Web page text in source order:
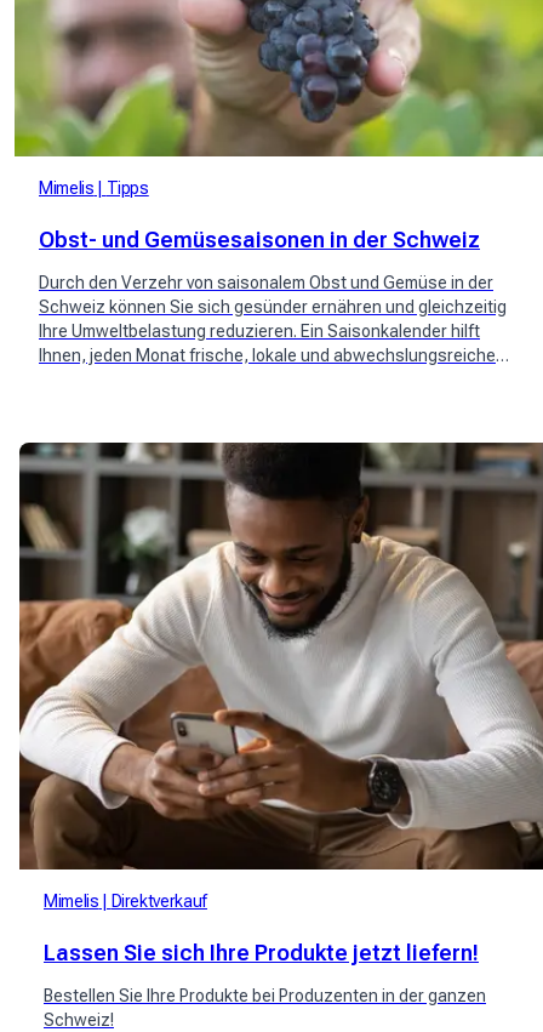
Mimelis Tipps
Obst- und Gemüsesaisonen in der Schweiz
Durch den Verzehr von saisonalem Obst und Gemüse in der
Schweiz können Sie sich gesünder ernähren und gleichzeitig
Ihre Umweltbelastung reduzieren. Ein Saisonkalender hilft
Ihnen, jeden Monat frische, lokale und abwechslungsreiche
Mimelis Direktverkauf
Lassen Sie sich Ihre Produkte jetzt liefern!
Bestellen Sie Ihre Produkte bei Produzenten in der ganzen
Schweiz!